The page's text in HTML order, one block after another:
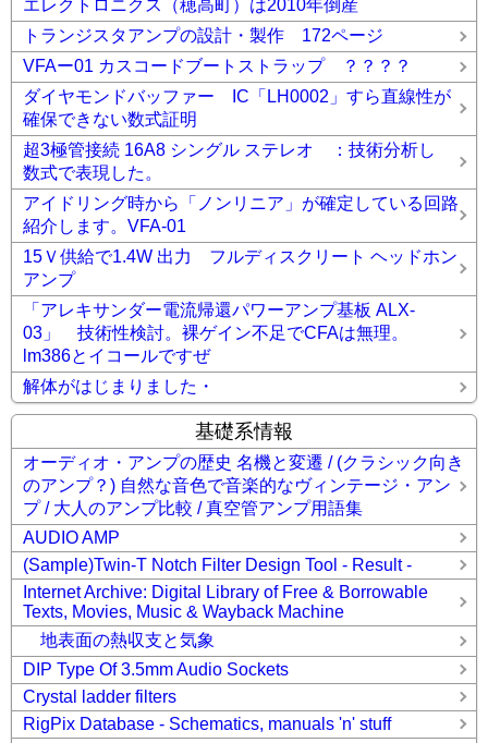
エレクトロニクス（穂高町）は2010年倒産
トランジスタアンプの設計・製作 172ページ
VFAー01 カスコードブートストラップ ？？？？
ダイヤモンドバッファー IC「LH0002」すら直線性が
確保できない数式証明
超3極管接続 16A8 シングル ステレオ ：技術分析し
数式で表現した。
アイドリング時から「ノンリニア」が確定している回路
紹介します。VFA-01
15Ｖ供給で1.4W 出力 フルディスクリート ヘッドホン
アンプ
「アレキサンダー電流帰還パワーアンプ基板 ALX-
03」 技術性検討。裸ゲイン不足でCFAは無理。
lm386とイコールですぜ
解体がはじまりました・
基礎系情報
オーディオ・アンプの歴史 名機と変遷 / (クラシック向き
のアンプ？) 自然な音色で音楽的なヴィンテージ・アン
プ / 大人のアンプ比較 / 真空管アンプ用語集
AUDIO AMP
(Sample)Twin-T Notch Filter Design Tool - Result -
Internet Archive: Digital Library of Free & Borrowable
Texts, Movies, Music & Wayback Machine
地表面の熱収支と気象
DIP Type Of 3.5mm Audio Sockets
Crystal ladder filters
RigPix Database - Schematics, manuals 'n' stuff